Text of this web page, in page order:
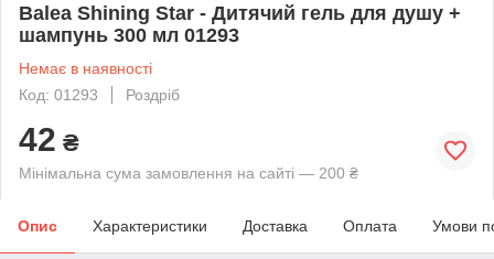
Balea Shining Star - Дитячий гель для душу +
шампунь 300 мл 01293
Немає в наявності
Код: 01293
Роздріб
42 ₴
Мінімальна сума замовлення на сайті — 200 ₴
Опис Характеристики Доставка Оплата Умови